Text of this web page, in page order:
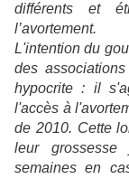
différents et
l’avortement.
L'intention du
des
hypocrite : il
l'accès à
de 2010. Cette
leur
semaines en